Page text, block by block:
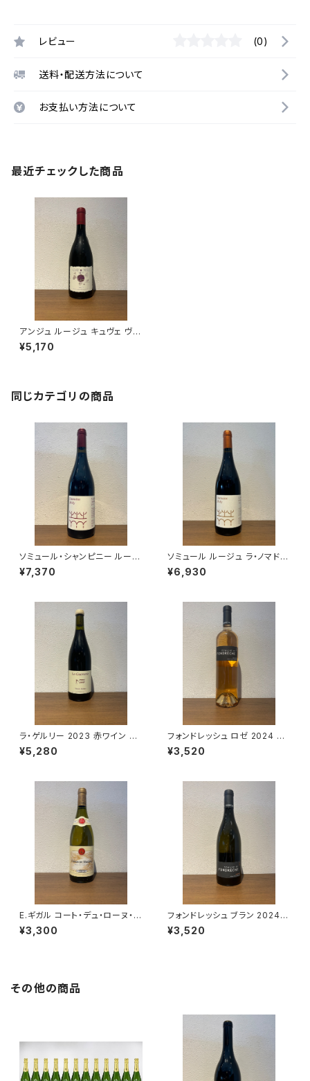
レビュー (0)
送料・配送方法について
お支払い方法について
最近チェックした商品
アンジュ ルージュ キュヴェ ヴィ
オレット 2017 赤ワイン クロ
ー・ド・ネル 750ml
¥5,170
同じカテゴリの商品
ソミュール・シャンピニー ルージ
ュ レ・シバリット 2023 赤ワイン
モリー 750ml
¥7,370
ソミュール ルージュ ラ・ノマド 2
023 赤ワイン モリー 750ml
¥6,930
ラ・ゲルリー 2023 赤ワイン ル・
クロ・デュ・チュ＝ブッフ 750ml
¥5,280
フォンドレッシュ ロゼ 2024 ド
メーヌ・ド・フォンドレッシュ ロゼ
ワイン フランス ローヌ 750ml
¥3,520
E.ギガル コート・デュ・ローヌ・ブ
ラン 2022 白ワイン フランス ロ
ーヌ 750ml
¥3,300
フォンドレッシュ ブラン 2024 ド
メーヌ・ド・フォンドレッシュ 白ワ
イン フランス ローヌ 750ml
¥3,520
その他の商品